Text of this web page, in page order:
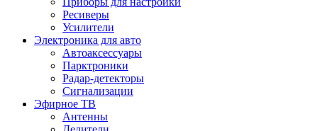
Ресиверы
Усилители
Электроника для авто
Автоаксессуары
Парктроники
Радар-детекторы
Сигнализации
Эфирное ТВ
Антенны